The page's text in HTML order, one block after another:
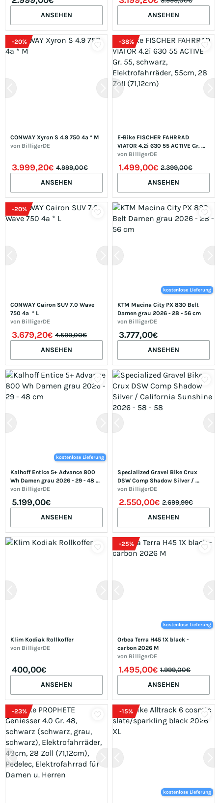
ANSEHEN
ANSEHEN
-20%
CONWAY Xyron S 4.9 750 4a * M
von BilligerDE
3.999,20€ 4.999,00€
ANSEHEN
-38%
E-Bike FISCHER FAHRRAD
VIATOR 4.2i 630 55 ACTIVE Gr.
55, schwarz, Elektrofahrräder,
von BilligerDE
1.499,00€ 2.399,00€
ANSEHEN
-20%
CONWAY Cairon SUV 7.0 Wave
750 4a  * L
von BilligerDE
3.679,20€ 4.599,00€
ANSEHEN
kostenlose Lieferung
KTM Macina City PX 830 Belt
Damen grau 2026 - 28 - 56 cm
von BilligerDE
3.777,00€
ANSEHEN
kostenlose Lieferung
Kalhoff Entice 5+ Advance 800
Wh Damen grau 2026 - 29 - 48
cm
von BilligerDE
5.199,00€
ANSEHEN
Specialized Gravel Bike Crux
DSW Comp Shadow Silver /
California Sunshine 2026 - 58 -
von BilligerDE
2.550,00€ 2.699,99€
ANSEHEN
Klim Kodiak Rollkoffer
von BilligerDE
400,00€
ANSEHEN
-25%
kostenlose Lieferung
Orbea Terra H45 1X black -
carbon 2026 M
von BilligerDE
1.495,00€ 1.999,00€
ANSEHEN
-23% -15%
kostenlose Lieferung